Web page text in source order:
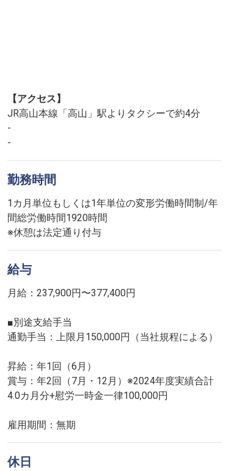
【アクセス】
JR高山本線「高山」駅よりタクシーで約4分
-
-
勤務時間
1カ月単位もしくは1年単位の変形労働時間制/年
間総労働時間1920時間
※休憩は法定通り付与
給与
月給：237,900円〜377,400円
■別途支給手当
通勤手当：上限月150,000円（当社規程による）
昇給：年1回（6月）
賞与：年2回（7月・12月）※2024年度実績合計
4.0カ月分+慰労一時金一律100,000円
雇用期間：無期
休日